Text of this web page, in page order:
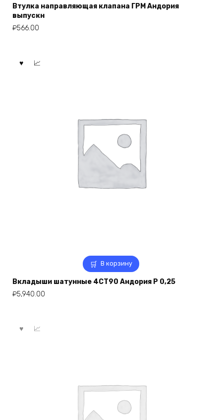
Втулка направляющая клапана ГРМ Андория
выпускн
₽566.00
В корзину
Вкладыши шатунные 4СТ90 Андория Р 0,25
₽5,940.00